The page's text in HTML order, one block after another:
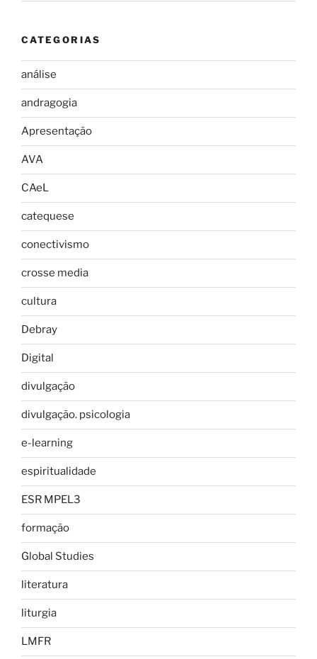
CATEGORIAS
análise
andragogia
Apresentação
AVA
CAeL
catequese
conectivismo
crosse media
cultura
Debray
Digital
divulgação
divulgação. psicologia
e-learning
espiritualidade
ESR MPEL3
formação
Global Studies
literatura
liturgia
LMFR